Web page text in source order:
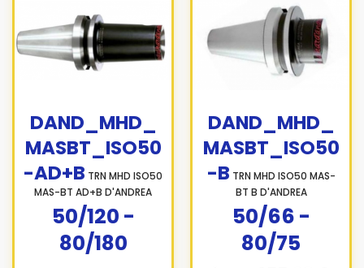
DAND_MHD_
MASBT_ISO50
-AD+B TRN MHD ISO50
MAS-BT AD+B D'ANDREA
50/120 -
80/180
DAND_MHD_
MASBT_ISO50
-B TRN MHD ISO50 MAS-
BT B D'ANDREA
50/66 -
80/75